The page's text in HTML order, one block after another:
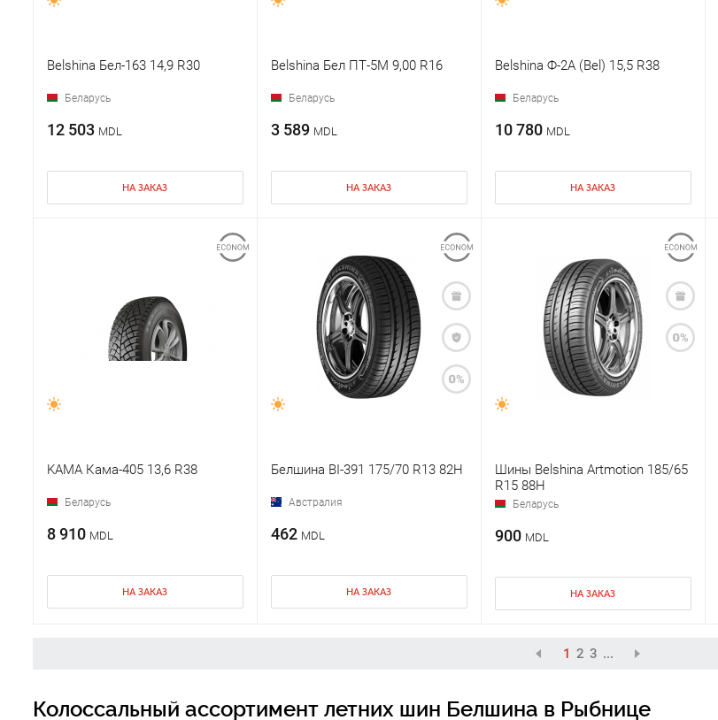
Belshina Бел-163 14,9 R30
Беларусь
12 503 MDL
НА ЗАКАЗ
Belshina Бел ПТ-5М 9,00 R16
Беларусь
3 589 MDL
НА ЗАКАЗ
Belshina Ф-2А (Bel) 15,5 R38
Беларусь
10 780 MDL
НА ЗАКАЗ
KAMA Кама-405 13,6 R38
Беларусь
8 910 MDL
НА ЗАКАЗ
Белшина BI-391 175/70 R13 82H
Австралия
462 MDL
НА ЗАКАЗ
Шины Belshina Artmotion 185/65
R15 88H
Беларусь
900 MDL
НА ЗАКАЗ
1 2 3 ...
Колоссальный ассортимент летних шин Белшина в Рыбнице